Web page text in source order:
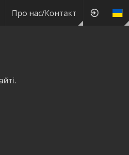
Про нас/Контакт